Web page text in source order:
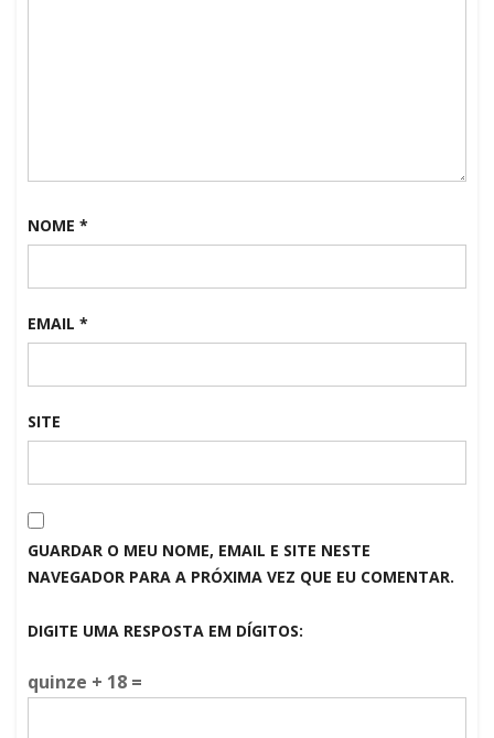
NOME *
EMAIL *
SITE
GUARDAR O MEU NOME, EMAIL E SITE NESTE
NAVEGADOR PARA A PRÓXIMA VEZ QUE EU COMENTAR.
DIGITE UMA RESPOSTA EM DÍGITOS:
quinze + 18 =